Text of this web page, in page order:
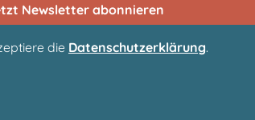
Newsletterabonnieren
die Datenschutzerklärung.